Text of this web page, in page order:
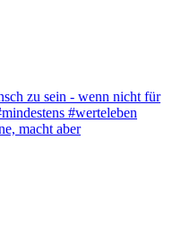
macht aber